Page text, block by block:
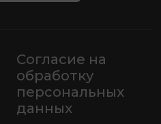
Согласие на
обработку
персональных
данных